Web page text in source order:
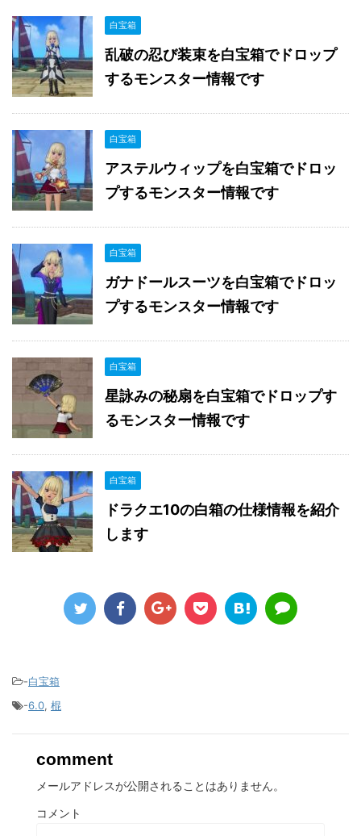
白宝箱
乱破の忍び装束を白宝箱でドロップ
するモンスター情報です
白宝箱
アステルウィップを白宝箱でドロッ
プするモンスター情報です
白宝箱
ガナドールスーツを白宝箱でドロッ
プするモンスター情報です
白宝箱
星詠みの秘扇を白宝箱でドロップす
るモンスター情報です
白宝箱
ドラクエ10の白箱の仕様情報を紹介
します
-白宝箱
-6.0, 棍
comment
メールアドレスが公開されることはありません。
コメント